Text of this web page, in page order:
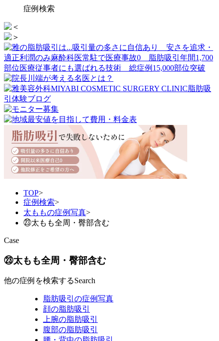
症例検索
TOP>
症例検索>
太ももの症例写真>
㉓太もも全周・臀部含む
Case
㉓太もも全周・臀部含む
他の症例を検索するSearch
脂肪吸引の症例写真
顔の脂肪吸引
上腕の脂肪吸引
腹部の脂肪吸引